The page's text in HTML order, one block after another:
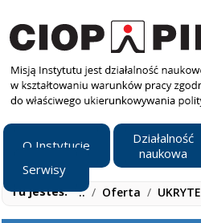
O Instytucie
Działalność
naukowa
Serwisy
Tu jesteś: ../ Oferta / UKRYTE